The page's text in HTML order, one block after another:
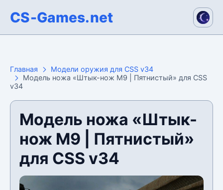
CS-Games.net
Главная
Модели оружия для CSS v34
Модель ножа «Штык-нож M9 | Пятнистый» для CSS
v34
Модель ножа «Штык-
нож M9 | Пятнистый»
для CSS v34